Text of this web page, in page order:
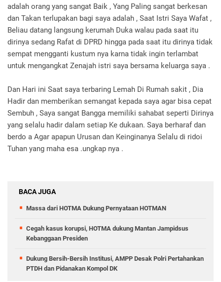
adalah orang yang sangat Baik , Yang Paling sangat berkesan
dan Takan terlupakan bagi saya adalah , Saat Istri Saya Wafat ,
Beliau datang langsung kerumah Duka walau pada saat itu
dirinya sedang Rafat di DPRD hingga pada saat itu dirinya tidak
sempat mengganti kustum nya karna tidak ingin terlambat
untuk mengangkat Zenajah istri saya bersama keluarga saya .
Dan Hari ini Saat saya terbaring Lemah Di Rumah sakit , Dia
Hadir dan memberikan semangat kepada saya agar bisa cepat
Sembuh , Saya sangat Bangga memiliki sahabat seperti Dirinya
yang selalu hadir dalam setiap Ke dukaan. Saya berharaf dan
berdo a Agar apapun Urusan dan Keinginanya Selalu di ridoi
Tuhan yang maha esa .ungkap nya .
BACA JUGA
Massa dari HOTMA Dukung Pernyataan HOTMAN
Cegah kasus korupsi, HOTMA dukung Mantan Jampidsus
Kebanggaan Presiden
Dukung Bersih-Bersih Institusi, AMPP Desak Polri Pertahankan
PTDH dan Pidanakan Kompol DK